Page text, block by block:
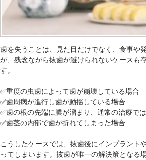
歯を失うことは、見た目だけでなく、食事や
が、残念ながら抜歯が避けられないケースも
す。
✅重度の虫歯によって歯が崩壊している場合
✅歯周病が進行し歯が動揺している場合
✅歯の根の先端に膿が溜まり、通常の治療で
✅歯茎の内部で歯が折れてしまった場合
こうしたケースでは、抜歯後にインプラント
ってしまいます。抜歯が唯一の解決策となる